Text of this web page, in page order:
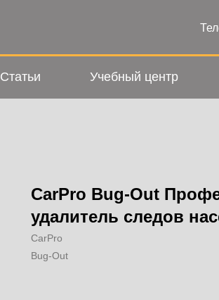
Статьи Учебный центр
CarPro Bug-Out
удалитель следов
CarPro
Bug-Out